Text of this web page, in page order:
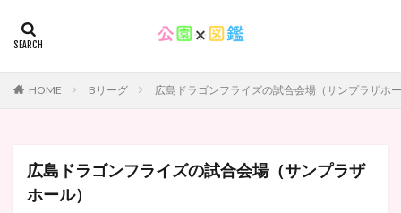
HOME Bリーグ 広島ドラゴンフライズの試合会場（サンプラザホ
広島ドラゴンフライズの試合会場（サンプラザ
ホール）